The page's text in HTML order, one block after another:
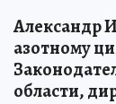
Александр
азотному
области,